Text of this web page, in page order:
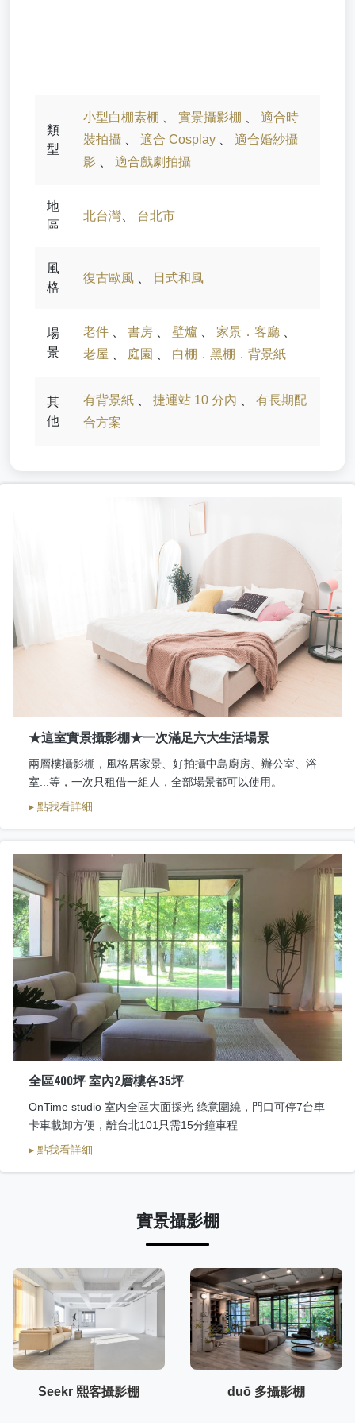
類
型
小型白棚素棚 、 實景攝影棚 、 適合時
裝拍攝 、 適合 Cosplay 、 適合婚紗攝
影 、 適合戲劇拍攝
地
區
北台灣、 台北市
風
格
復古歐風 、 日式和風
場
景
老件 、 書房 、 壁爐 、 家景．客廳 、
老屋 、 庭園 、 白棚．黑棚．背景紙
其
他
有背景紙 、 捷運站 10 分內 、 有長期配
合方案
★這室實景攝影棚★一次滿足六大生活場景
兩層樓攝影棚，風格居家景、好拍攝中島廚房、辦公室、浴
室...等，一次只租借一組人，全部場景都可以使用。
▸ 點我看詳細
全區400坪 室內2層樓各35坪
OnTime studio 室內全區大面採光 綠意圍繞，門口可停7台車
卡車載卸方便，離台北101只需15分鐘車程
▸ 點我看詳細
實景攝影棚
Seekr 熙客攝影棚 duō 多攝影棚